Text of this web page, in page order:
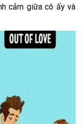
cảm giữa cô ấy và